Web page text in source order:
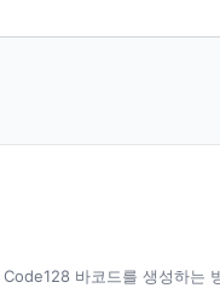
바코드를 생성하는